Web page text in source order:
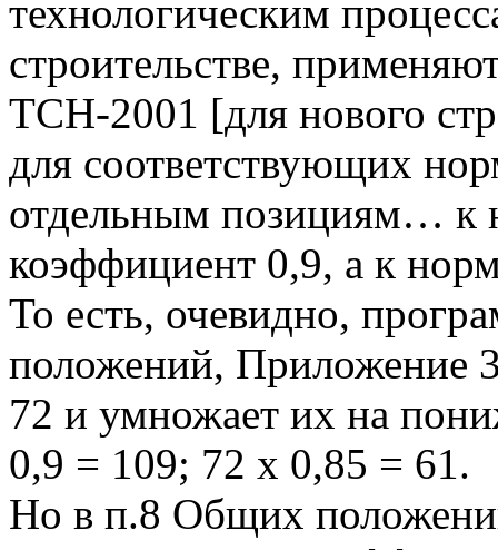
технологическим
строительстве,
ТСН-2001 [для нового
для соответствующих
отдельным позициям… к
коэффициент 0,9, а к
То есть, очевидно,
положений, Приложение
72 и умножает их на
0,9 = 109; 72 х 0,85 = 61.
Но в п.8 Общих